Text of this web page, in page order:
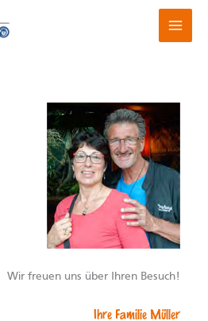
Wir freuen uns über Ihren Besuch!
Ihre Familie Müller